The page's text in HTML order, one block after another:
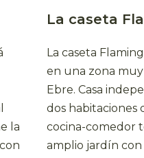
la
La caseta
La caseta
en una zona
Ebre. Casa
dos habitaciones
cocina-comedor
amplio jardín